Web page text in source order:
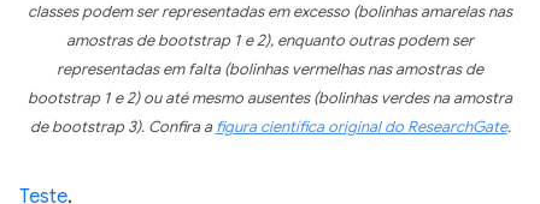
classes podem ser representadas em excesso (bolinhas amarelas nas
amostras de bootstrap 1 e 2), enquanto outras podem ser
representadas em falta (bolinhas vermelhas nas amostras de
bootstrap 1 e 2) ou até mesmo ausentes (bolinhas verdes na amostra
de bootstrap 3). Confira afigura científica original do ResearchGate.
Teste.